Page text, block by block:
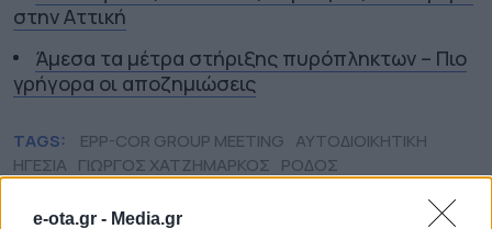
e-ota.gr - Media.gr
στην Αττική
Άμεσα τα μέτρα στήριξης πυρόπληκτων – Πιο
γρήγορα οι αποζημιώσεις
TAGS: EPP-COR GROUP MEETING ΑΥΤΟΔΙΟΙΚΗΤΙΚΗ
ΗΓΕΣΙΑ ΓΙΩΡΓΟΣ ΧΑΤΖΗΜΑΡΚΟΣ ΡΟΔΟΣ